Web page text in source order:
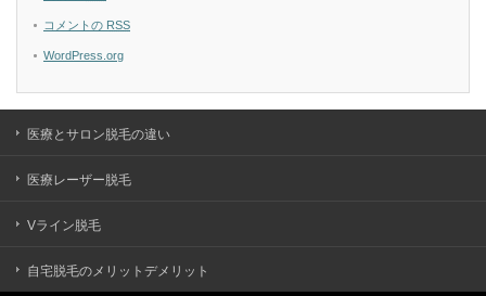
コメントの RSS
WordPress.org
医療とサロン脱毛の違い
医療レーザー脱毛
Vライン脱毛
自宅脱毛のメリットデメリット